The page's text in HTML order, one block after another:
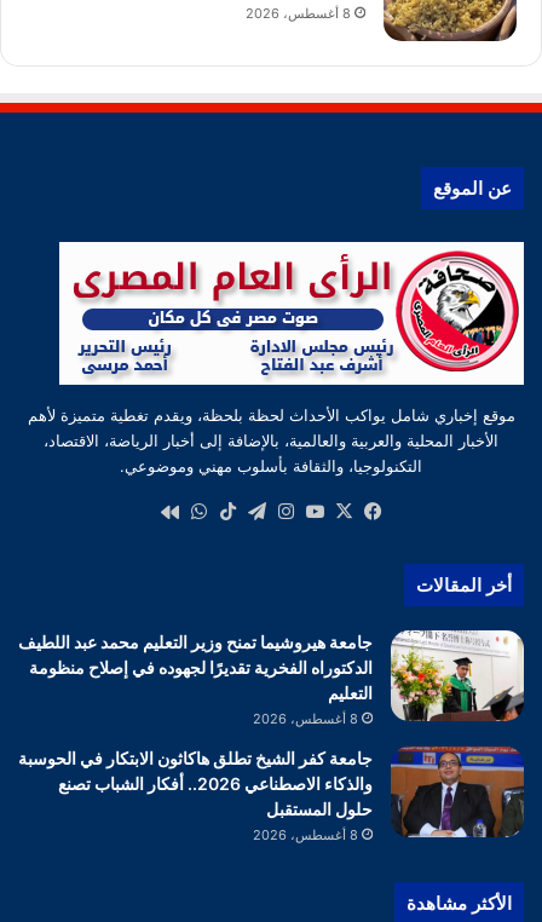
8 أغسطس، 2026
عن الموقع
موقع إخباري شامل يواكب الأحداث لحظة بلحظة، ويقدم تغطية متميزة لأهم
الأخبار المحلية والعربية والعالمية، بالإضافة إلى أخبار الرياضة، الاقتصاد،
التكنولوجيا، والثقافة بأسلوب مهني وموضوعي.
فيسبوك
‫X
‫YouTube
انستقرام
تيلقرام‫TikTokواتساب
أخر المقالات
جامعة هيروشيما تمنح وزير التعليم محمد عبد اللطيف
الدكتوراه الفخرية تقديرًا لجهوده في إصلاح منظومة
التعليم
8 أغسطس، 2026
جامعة كفر الشيخ تطلق هاكاثون الابتكار في الحوسبة
والذكاء الاصطناعي 2026.. أفكار الشباب تصنع
حلول المستقبل
8 أغسطس، 2026
الأكثر مشاهدة